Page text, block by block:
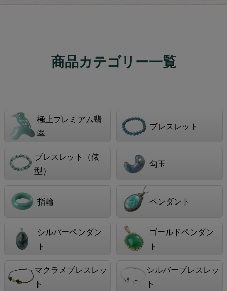
商品カテゴリー一覧
極上プレミアム翡
翠
ブレスレット
ブレスレット（俵
型）
勾玉
指輪 ペンダント
シルバーペンダン
ト
ゴールドペンダン
ト
マクラメブレスレッ
ト
シルバーブレスレッ
ト